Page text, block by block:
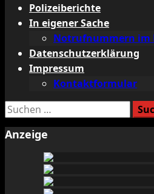
Polizeiberichte
In eigener Sache
Notrufnummern im
Datenschutzerklärung
Impressum
Kontaktformular
Suchen
Anzeige